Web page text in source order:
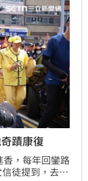
蹟康復
，每年回鑾路
徒提到，去年